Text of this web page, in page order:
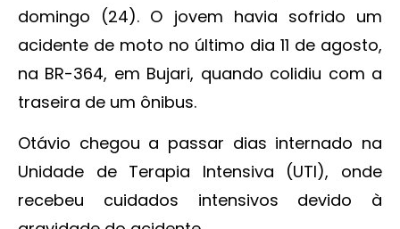
domingo (24). O jovem havia sofrido um
acidente de moto no último dia 11 de agosto,
na BR-364, em Bujari, quando colidiu com a
traseira de um ônibus.
Otávio chegou a passar dias internado na
Unidade de Terapia Intensiva (UTI), onde
recebeu cuidados intensivos devido à